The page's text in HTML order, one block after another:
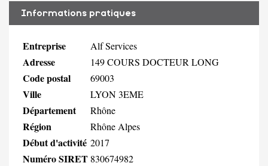
Informations pratiques
Entreprise Alf Services
Adresse 149 COURS DOCTEUR LONG
Code postal 69003
Ville LYON 3EME
Département Rhône
Région Rhône Alpes
Début d'activité 2017
Numéro SIRET 830674982